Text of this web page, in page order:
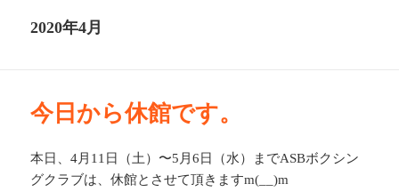
2020年4月
今日から休館です。
本日、4月11日（土）〜5月6日（水）までASBボクシン
グクラブは、休館とさせて頂きますm(__)m